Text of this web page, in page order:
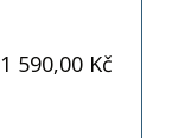
1 590,00 Kč